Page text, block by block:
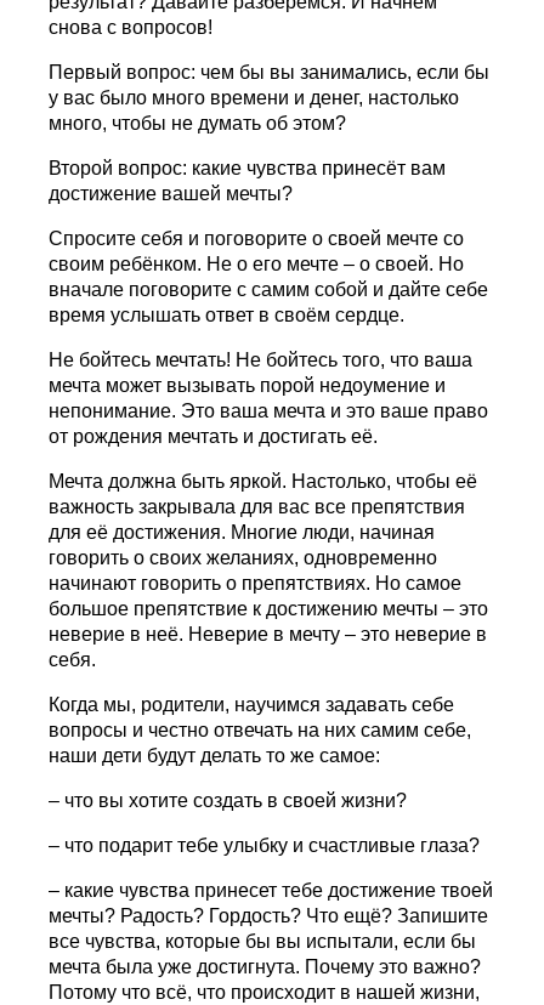
снова с вопросов!
Первый вопрос: чем бы вы занимались, если бы
у вас было много времени и денег, настолько
много, чтобы не думать об этом?
Второй вопрос: какие чувства принесёт вам
достижение вашей мечты?
Спросите себя и поговорите о своей мечте со
своим ребёнком. Не о его мечте – о своей. Но
вначале поговорите с самим собой и дайте себе
время услышать ответ в своём сердце.
Не бойтесь мечтать! Не бойтесь того, что ваша
мечта может вызывать порой недоумение и
непонимание. Это ваша мечта и это ваше право
от рождения мечтать и достигать её.
Мечта должна быть яркой. Настолько, чтобы её
важность закрывала для вас все препятствия
для её достижения. Многие люди, начиная
говорить о своих желаниях, одновременно
начинают говорить о препятствиях. Но самое
большое препятствие к достижению мечты – это
неверие в неё. Неверие в мечту – это неверие в
себя.
Когда мы, родители, научимся задавать себе
вопросы и честно отвечать на них самим себе,
наши дети будут делать то же самое:
– что вы хотите создать в своей жизни?
– что подарит тебе улыбку и счастливые глаза?
– какие чувства принесет тебе достижение твоей
мечты? Радость? Гордость? Что ещё? Запишите
все чувства, которые бы вы испытали, если бы
мечта была уже достигнута. Почему это важно?
Потому что всё, что происходит в нашей жизни,